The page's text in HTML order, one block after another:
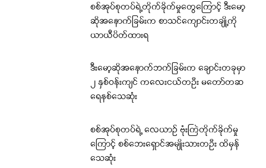
စစ်အုပ်စုတပ်ရဲ့တိုက်ခိုက်မှုတွေကြောင့် ဒီးမော့
ဆိုအနောက်ခြမ်းက စာသင်ကျောင်းတချို့ကို
ယာယီပိတ်ထားရ
ဒီးမော့ဆိုအနောက်ဘက်ခြမ်းက ချောင်းတခုမှာ
၂ နှစ်ဝန်းကျင် ကလေးငယ်တဦး မတော်တဆ
ရေနစ်သေဆုံး
စစ်အုပ်စုတပ်ရဲ့ လေယာဉ် ဗုံးကြဲတိုက်ခိုက်မှု
ကြောင့် စစ်ဘေးရှောင်အမျိုးသားတဦး ထိမှန်
သေဆုံး